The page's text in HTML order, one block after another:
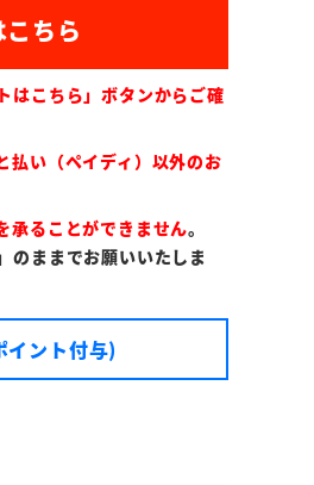
はこちら」ボタンからご確
払い（ペイディ）以外のお
承ることができません。
のままでお願いいたしま
ント付与)